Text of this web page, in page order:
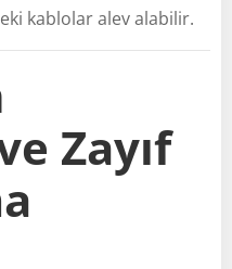
kablolar alev alabilir.
Zayıf